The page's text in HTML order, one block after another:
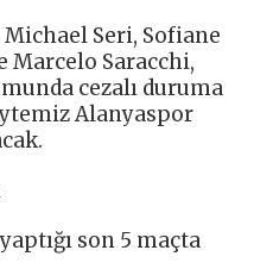
Michael Seri, Sofiane
Marcelo Saracchi,
cezalı duruma
Alanyaspor
son 5 maçta